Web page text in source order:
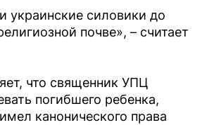
украинские силовики до
почве», – считает
что священник УПЦ
погибшего ребенка,
канонического права